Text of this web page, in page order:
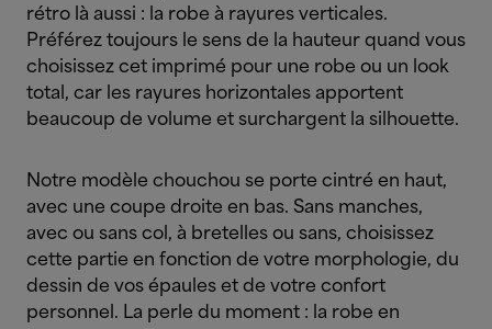
rétro là aussi : la robe à rayures verticales.
Préférez toujours le sens de la hauteur quand vous
choisissez cet imprimé pour une robe ou un look
total, car les rayures horizontales apportent
beaucoup de volume et surchargent la silhouette.
Notre modèle chouchou se porte cintré en haut,
avec une coupe droite en bas. Sans manches,
avec ou sans col, à bretelles ou sans, choisissez
cette partie en fonction de votre morphologie, du
dessin de vos épaules et de votre confort
personnel. La perle du moment : la robe en